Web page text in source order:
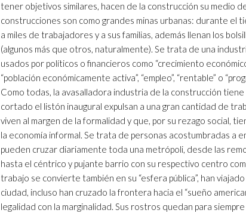
tener objetivos similares, hacen de la construcción su medio
construcciones son como grandes minas urbanas: durante el
a miles de trabajadores y a sus familias, además llenan los
(algunos más que otros, naturalmente). Se trata de una
usados por políticos o financieros como “crecimiento
“población económicamente activa”, “empleo”, “rentable” o
Como todas, la avasalladora industria de la construcción tiene
cortado el listón inaugural expulsan a una gran cantidad de
viven al margen de la formalidad y que, por su rezago social,
la economía informal. Se trata de personas acostumbradas a
pueden cruzar diariamente toda una metrópoli, desde las
hasta el céntrico y pujante barrio con su respectivo centro
trabajo se convierte también en su “esfera pública”, han
ciudad, incluso han cruzado la frontera hacia el “sueño
legalidad con la marginalidad. Sus rostros quedan para